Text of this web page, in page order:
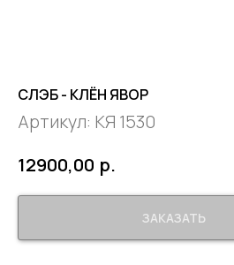
СЛЭБ - КЛЁН ЯВОР
Артикул: КЯ 1530
12900,00 р.
ЗАКАЗАТЬ